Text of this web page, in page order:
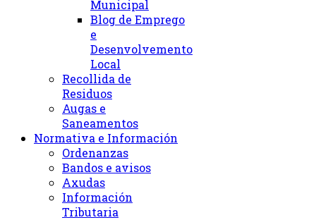
Municipal
Blog de Emprego
e
Desenvolvemento
Local
Recollida de
Residuos
Augas e
Saneamentos
Normativa e Información
Ordenanzas
Bandos e avisos
Axudas
Información
Tributaria